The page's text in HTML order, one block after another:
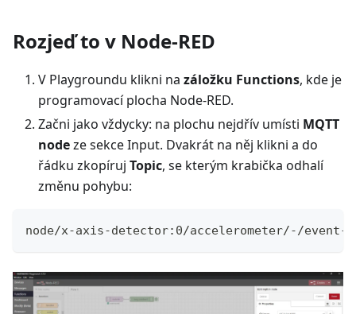
Rozjeď to v Node-RED
V Playgroundu klikni na záložku Functions, kde je
programovací plocha Node-RED.
Začni jako vždycky: na plochu nejdřív umísti MQTT
nodeze sekce Input. Dvakrát na něj klikni a do
řádku zkopíruj Topic, se kterým krabička odhalí
změnu pohybu:
node/x-axis-detector:0/accelerometer/-/event-